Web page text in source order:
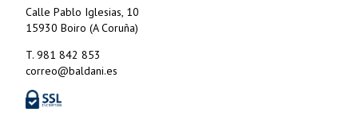
Calle Pablo Iglesias, 10
15930 Boiro (A Coruña)
T. 981 842 853
correo@baldani.es